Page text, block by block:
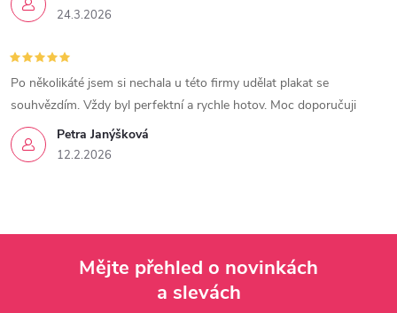
24.3.2026
Petra Janýšková
12.2.2026
Po několikáté jsem si nechala u této firmy udělat plakat se
souhvězdím. Vždy byl perfektní a rychle hotov. Moc doporučuji
Mějte přehled o novinkách
a slevách